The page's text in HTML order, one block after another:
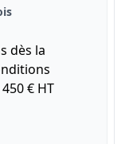
dès la
€ HT